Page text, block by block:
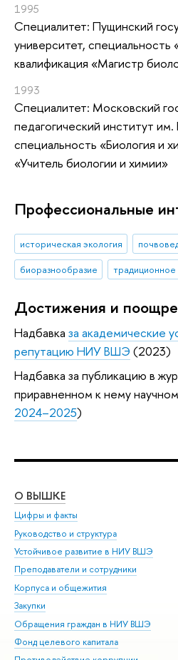
1995
Специалитет: Пущинский
университет, специальность
квалификация «Магистр
1993
Специалитет: Московский
педагогический институт
специальность «Биология и
«Учитель биологии и химии»
Профессиональные
историческая экология
биоразнообразие
Достижения и
Надбавка за академические
репутацию НИУ ВШЭ (2023)
Надбавка за публикацию в
приравненном к нему
2024–2025)
О ВЫШКЕ
Цифры и факты
Руководство и структура
Устойчивое развитие в НИУ ВШЭ
Преподаватели и сотрудники
Корпуса и общежития
Закупки
Обращения граждан в НИУ ВШЭ
Фонд целевого капитала